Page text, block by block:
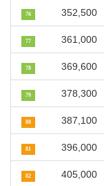
76 352,500
77 361,000
78 369,600
79 378,300
80 387,100
81 396,000
82 405,000